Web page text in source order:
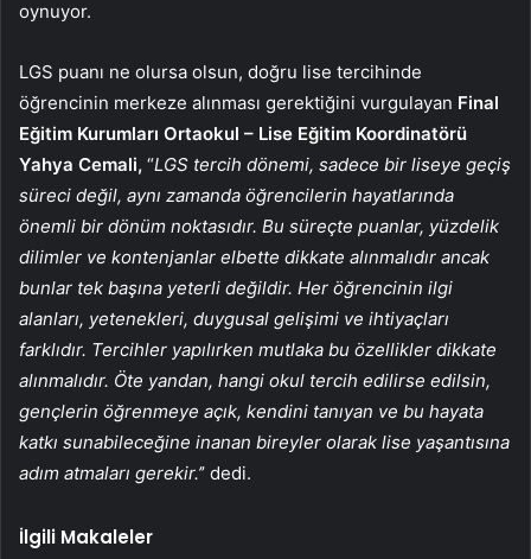
oynuyor.
LGS puanı ne olursa olsun, doğru lise tercihinde
öğrencinin merkeze alınması gerektiğini vurgulayan Final
Eğitim Kurumları Ortaokul – Lise Eğitim Koordinatörü
Yahya Cemali, “LGS tercih dönemi, sadece bir liseye geçiş
süreci değil, aynı zamanda öğrencilerin hayatlarında
önemli bir dönüm noktasıdır. Bu süreçte puanlar, yüzdelik
dilimler ve kontenjanlar elbette dikkate alınmalıdır ancak
bunlar tek başına yeterli değildir. Her öğrencinin ilgi
alanları, yetenekleri, duygusal gelişimi ve ihtiyaçları
farklıdır. Tercihler yapılırken mutlaka bu özellikler dikkate
alınmalıdır. Öte yandan, hangi okul tercih edilirse edilsin,
gençlerin öğrenmeye açık, kendini tanıyan ve bu hayata
katkı sunabileceğine inanan bireyler olarak lise yaşantısına
adım atmaları gerekir.’’ dedi.
İlgili Makaleler